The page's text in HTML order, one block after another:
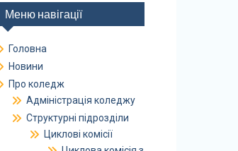
Меню навігації
Головна
Новини
Про коледж
Адміністрація коледжу
Структурні підрозділи
Циклові комісії